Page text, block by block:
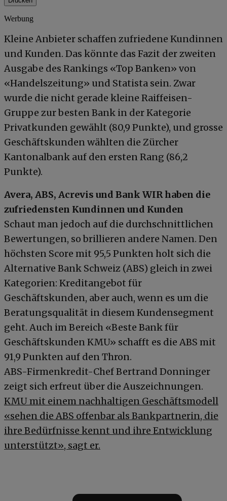
Werbung
Kleine Anbieter schaffen zufriedene Kundinnen
und Kunden. Das könnte das Fazit der zweiten
Ausgabe des Rankings «Top Banken» von
«Handelszeitung» und Statista sein. Zwar
wurde die nicht gerade kleine Raiffeisen-
Gruppe zur besten Bank in der Kategorie
Privatkunden gewählt (80,9 Punkte), und grosse
Geschäftskunden wählten die Zürcher
Kantonalbank auf den ersten Rang (86,2
Punkte).
Avera, ABS, Acrevis und Bank WIR haben die
zufriedensten Kundinnen und Kunden
Schaut man jedoch auf die durchschnittlichen
Bewertungen, so brillieren andere Namen. Den
höchsten Score mit 95,5 Punkten holt sich die
Alternative Bank Schweiz (ABS) gleich in zwei
Kategorien: Kreditangebot für
Geschäftskunden, aber auch, wenn es um die
Beratungsqualität in diesem Kundensegment
geht. Auch im Bereich «Beste Bank für
Geschäftskunden KMU» schafft es die ABS mit
91,9 Punkten auf den Thron.
ABS-Firmenkredit-Chef Bertrand Donninger
zeigt sich erfreut über die Auszeichnungen.
KMU mit einem nachhaltigen Geschäftsmodell
«sehen die ABS offenbar als Bankpartnerin, die
ihre Bedürfnisse kennt und ihre Entwicklung
unterstützt», sagt er.